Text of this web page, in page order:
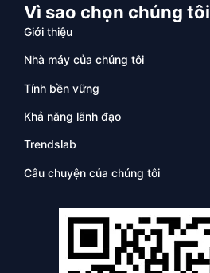
Vì sao chọn chúng tôi
Giới thiệu
Nhà máy của chúng tôi
Tính bền vững
Khả năng lãnh đạo
Trendslab
Câu chuyện của chúng tôi